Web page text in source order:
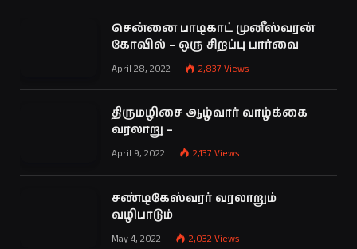
சென்னை பாடிகாட் முனீஸ்வரன்
கோவில் – ஒரு சிறப்பு பார்வை
April 28, 2022 2,837 Views
திருமழிசை ஆழ்வார் வாழ்க்கை
வரலாறு –
April 9, 2022 2,137 Views
சண்டிகேஸ்வரர் வரலாறும்
வழிபாடும்
May 4, 2022 2,032 Views